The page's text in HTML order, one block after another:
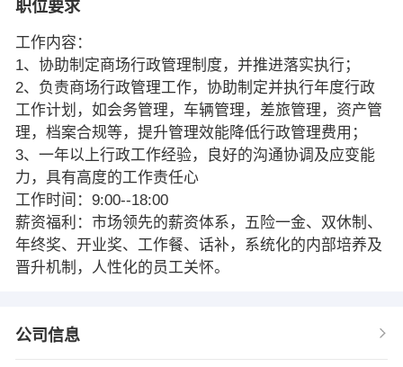
职位要求
工作内容：
1、协助制定商场行政管理制度，并推进落实执行；
2、负责商场行政管理工作，协助制定并执行年度行政
工作计划，如会务管理，车辆管理，差旅管理，资产管
理，档案合规等，提升管理效能降低行政管理费用；
3、一年以上行政工作经验，良好的沟通协调及应变能
力，具有高度的工作责任心
工作时间：9:00--18:00
薪资福利：市场领先的薪资体系，五险一金、双休制、
年终奖、开业奖、工作餐、话补，系统化的内部培养及
晋升机制，人性化的员工关怀。
公司信息